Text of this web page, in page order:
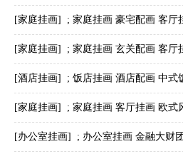
美客户订制作品安装实际图
[家庭挂画] ; 家庭挂画 豪宅配画 客厅
美客户订制作品安装实际图
[家庭挂画] ; 家庭挂画 玄关配画 客厅
美客户订制作品安装实际图
[酒店挂画] ; 饭店挂画 酒店配画 中式
大堂挂画 大厅配画 字画美客户订制作
际图
[家庭挂画] ; 家庭挂画 客厅挂画 欧式
字画美客户订制作品安装实际图
[办公室挂画] ; 办公室挂画 金融大财